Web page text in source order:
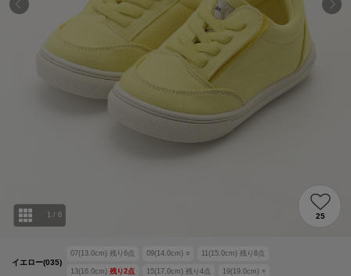
イエロー(035)
07(13.0cm) 残り 6点 09(14.0cm) ○ 11(15.0cm) 残り 8点
13(16.0cm) 残り 2点 15(17.0cm) 残り 4点 19(19.0cm) ×
1 / 6 25